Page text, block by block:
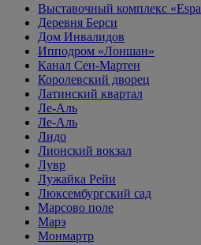
Выставочный комплекс
Деревня Берси
Дом Инвалидов
Ипподром «Лоншан»
Канал Сен-Мартен
Королевский дворец
Латинский квартал
Ле-Аль
Ле-Аль
Лидо
Лионский вокзал
Лувр
Лужайка Рейи
Люксембургский сад
Марсово поле
Марэ
Монмартр